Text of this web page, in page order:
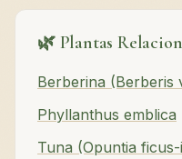
🌿 Plantas
Berberina (Berberis
Phyllanthus emblica
Tuna (Opuntia ficus-